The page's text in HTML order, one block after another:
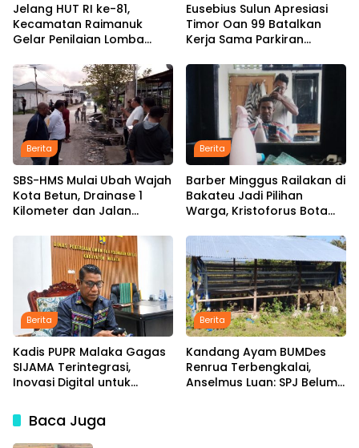
Jelang HUT RI ke-81,
Kecamatan Raimanuk
Gelar Penilaian Lomba
Kegiatan Kesehatan
Eusebius Sulun Apresiasi
Timor Oan 99 Batalkan
Kerja Sama Parkiran
Pemkab Belu Tak Gegabah
Buat Kebijakan
Berita
SBS-HMS Mulai Ubah Wajah
Kota Betun, Drainase 1
Kilometer dan Jalan
Pelaksanaan
Berita
Barber Minggus Railakan di
Bakateu Jadi Pilihan
Warga, Kristoforus Bota
Rambut dengan Tarif Rp15
Ribu per Kepala
Berita
Kadis PUPR Malaka Gagas
SIJAMA Terintegrasi,
Inovasi Digital untuk
Infrastruktur
Berita
Kandang Ayam BUMDes
Renrua Terbengkalai,
Anselmus Luan: SPJ Belum
Baca Juga